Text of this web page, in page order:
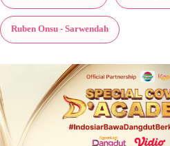
Ruben Onsu - Sarwendah